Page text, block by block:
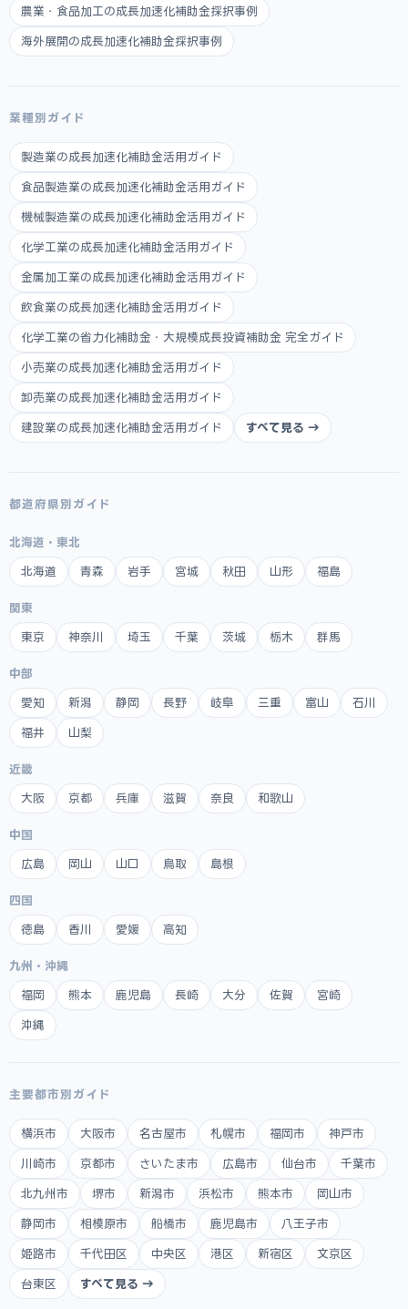
農業・食品加工の成長加速化補助金採択事例
海外展開の成長加速化補助金採択事例
業種別ガイド
製造業の成長加速化補助金活用ガイド
食品製造業の成長加速化補助金活用ガイド
機械製造業の成長加速化補助金活用ガイド
化学工業の成長加速化補助金活用ガイド
金属加工業の成長加速化補助金活用ガイド
飲食業の成長加速化補助金活用ガイド
化学工業の省力化補助金・大規模成長投資補助金 完全ガイド
小売業の成長加速化補助金活用ガイド
卸売業の成長加速化補助金活用ガイド
建設業の成長加速化補助金活用ガイド すべて見る →
都道府県別ガイド
北海道・東北
北海道 青森 岩手 宮城 秋田 山形 福島
関東
東京 神奈川 埼玉 千葉 茨城 栃木 群馬
中部
愛知 新潟 静岡 長野 岐阜 三重 富山 石川
福井 山梨
近畿
大阪 京都 兵庫 滋賀 奈良 和歌山
中国
広島 岡山 山口 鳥取 島根
四国
徳島 香川 愛媛 高知
九州・沖縄
福岡 熊本 鹿児島 長崎 大分 佐賀 宮崎
沖縄
主要都市別ガイド
横浜市 大阪市 名古屋市 札幌市 福岡市 神戸市
川崎市 京都市 さいたま市 広島市 仙台市 千葉市
北九州市 堺市 新潟市 浜松市 熊本市 岡山市
静岡市 相模原市 船橋市 鹿児島市 八王子市
姫路市 千代田区 中央区 港区 新宿区 文京区
台東区 すべて見る →